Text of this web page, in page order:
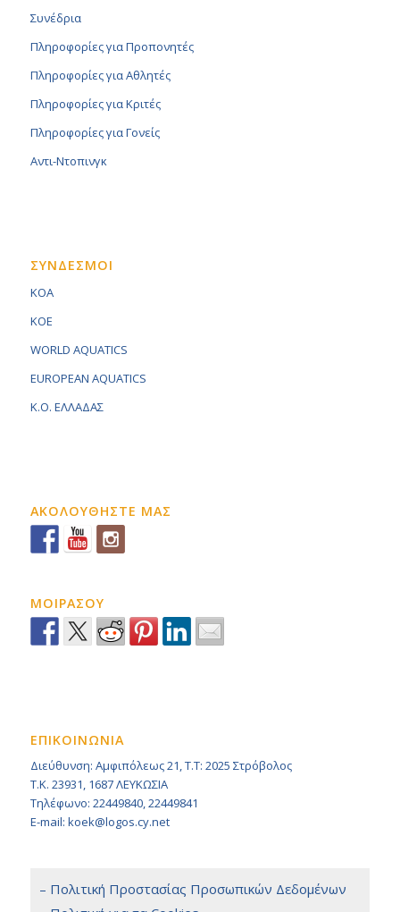
Συνέδρια
Πληροφορίες για Προπονητές
Πληροφορίες για Αθλητές
Πληροφορίες για Κριτές
Πληροφορίες για Γονείς
Αντι-Ντοπινγκ
ΣΥΝΔΕΣΜΟΙ
KOA
KOE
WORLD AQUATICS
EUROPEAN AQUATICS
K.O. ΕΛΛΑΔΑΣ
ΑΚΟΛΟΥΘΗΣΤΕ ΜΑΣ
ΜΟΙΡΑΣΟΥ
ΕΠΙΚΟΙΝΩΝΙΑ
Διεύθυνση: Αμφιπόλεως 21, Τ.Τ: 2025 Στρόβολος
Τ.Κ. 23931, 1687 ΛΕΥΚΩΣΙΑ
Τηλέφωνο: 22449840, 22449841
E-mail: koek@logos.cy.net
– Πολιτική Προστασίας Προσωπικών Δεδομένων